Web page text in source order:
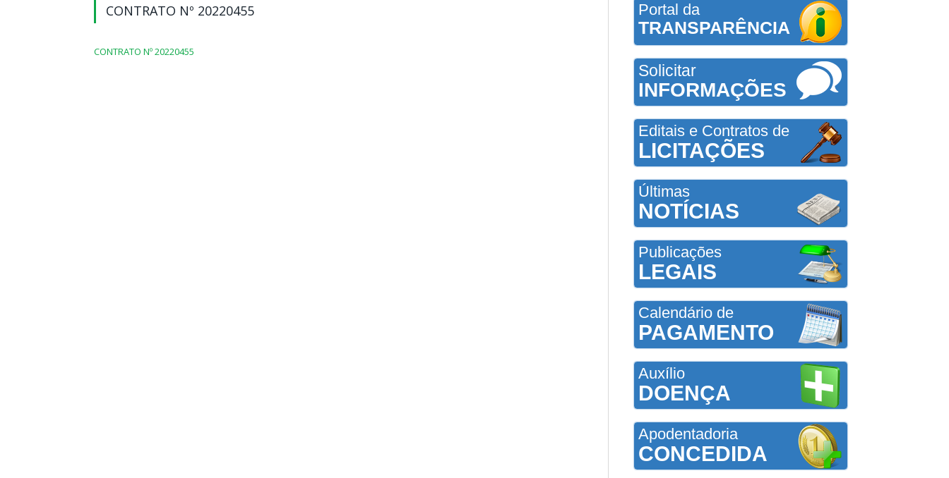
CONTRATO Nº 20220455
CONTRATO Nº 20220455
Portal da
TRANSPARÊNCIA
Solicitar
INFORMAÇÕES
Editais e Contratos de
LICITAÇÕES
Últimas
NOTÍCIAS
Publicações
LEGAIS
Calendário de
PAGAMENTO
Auxílio
DOENÇA
Apodentadoria
CONCEDIDA